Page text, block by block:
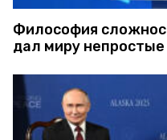
Философия
дал миру